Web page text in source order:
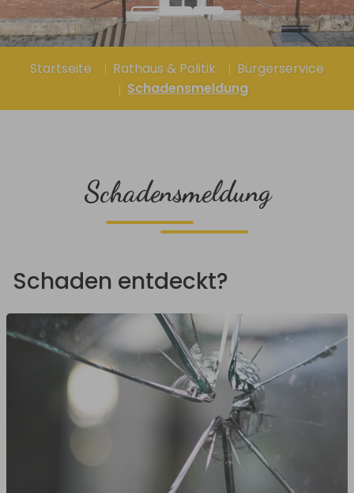
Startseite Rathaus & Politik
Bürgerservice
Schadensmeldung
Schadensmeldung
Schaden entdeckt?